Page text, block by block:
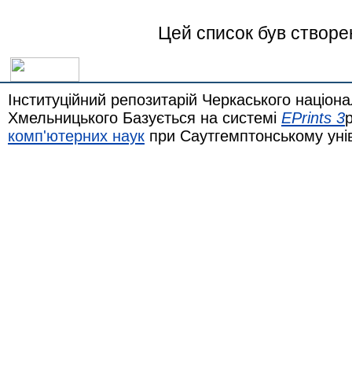
Цей список був
Інституційний репозитарій Черкаського
Хмельницького Базується на системі EPrints 3
комп'ютерних наук при Саутгемптонському